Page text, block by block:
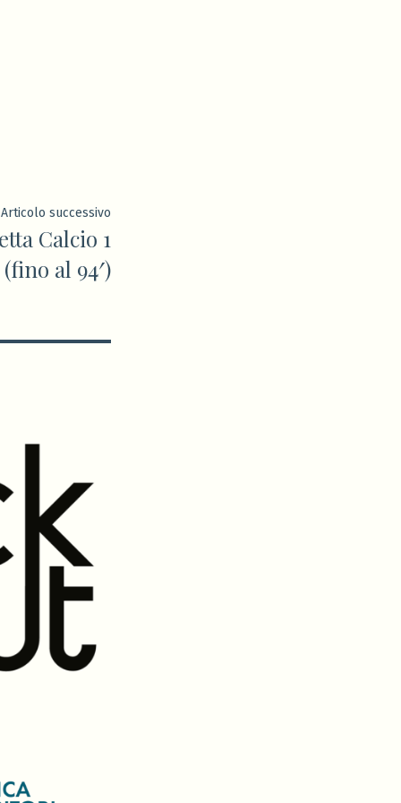
Articolo successivoArticolo
Calcio 1
al 94′)